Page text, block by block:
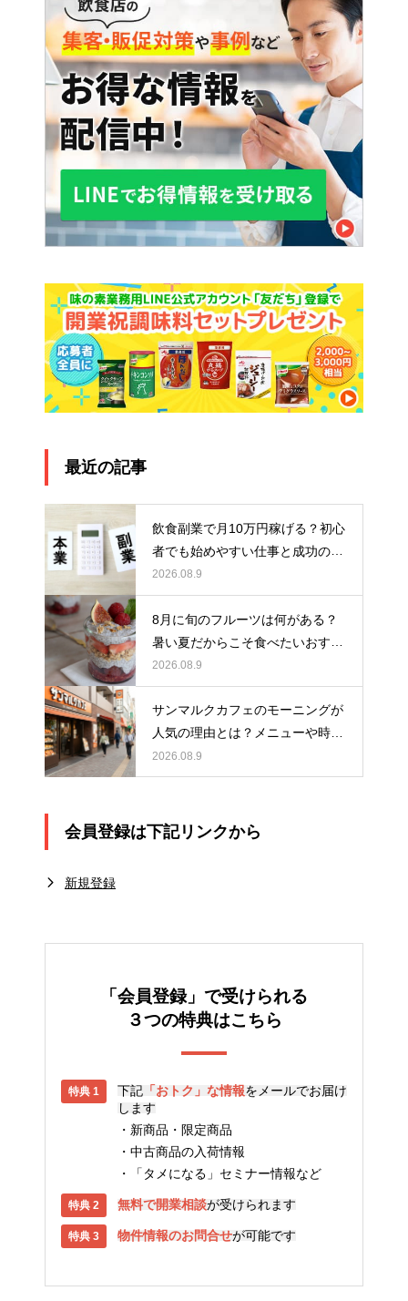
最近の記事
飲食副業で月10万円稼げる？初心
者でも始めやすい仕事と成功のポ
イントを解説
2026.08.9
8月に旬のフルーツは何がある？
暑い夏だからこそ食べたいおすす
めスイーツ5選！
2026.08.9
サンマルクカフェのモーニングが
人気の理由とは？メニューや時
間、おすすめの楽しみ方を紹介
2026.08.9
会員登録は下記リンクから
新規登録
「会員登録」で受けられる
３つの特典はこちら
下記 「おトク」な情報をメールでお届け
します
新商品・限定商品
中古商品の入荷情報
「タメになる」セミナー情報など
無料で開業相談が受けられます
物件情報のお問合せが可能です